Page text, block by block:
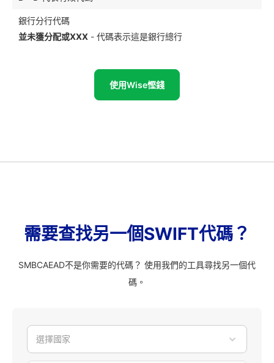
銀行分行代碼
並未獲分配或XXX - 代碼表示這是銀行總行
使用Wise慳錢
需要查找另一個SWIFT代碼？
SMBCAEAD不是你需要的代碼？ 使用我們的工具尋找另一個代
碼。
選擇國家